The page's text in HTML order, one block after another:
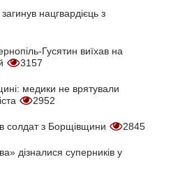
нацгвардієць з
Гусятин виїхав на
3157
медики не врятували
2952
солдат з Борщівщини 2845
дізналися суперників у